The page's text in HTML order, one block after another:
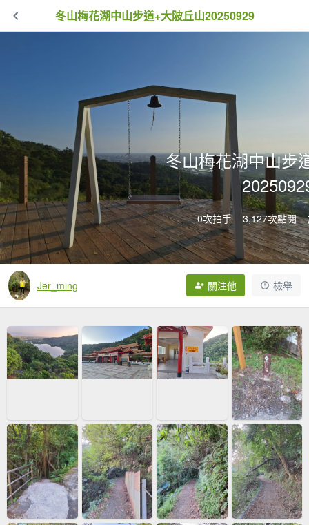
冬山梅花湖中山步道+大陂丘山20250929
冬山梅花湖中山步
0次拍手 3,127次點閱
Jer_ming 關注他 檢舉